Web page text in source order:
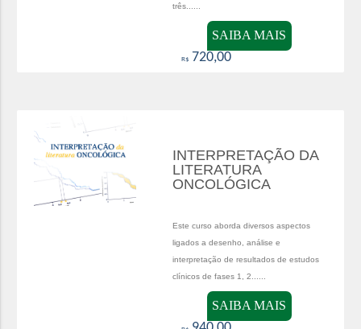
três......
SAIBA MAIS
R$ 720,00
INTERPRETAÇÃO DA
LITERATURA
ONCOLÓGICA
Este curso aborda diversos aspectos
ligados a desenho, análise e
interpretação de resultados de estudos
clínicos de fases 1, 2......
SAIBA MAIS